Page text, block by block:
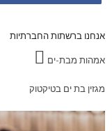
אנחנו ברשתות החברתיות
אמהות מבת-ים
מגזין בת ים בטיקטוק